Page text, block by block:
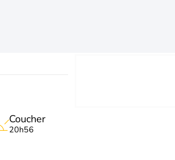
Coucher
20h56